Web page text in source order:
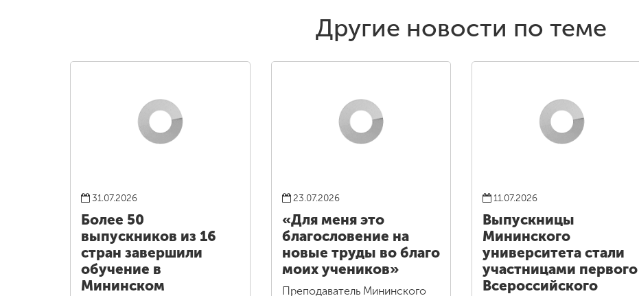
Другие новости по теме
31.07.2026
Более 50
выпускников из 16
стран завершили
обучение в
Мининском
23.07.2026
«Для меня это
благословение на
новые труды во благо
моих учеников»
Преподаватель Мининского
11.07.2026
Выпускницы
Мининского
университета стали
участницами первого
Всероссийского